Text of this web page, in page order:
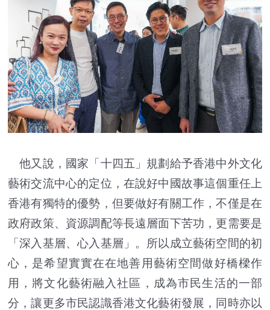
他又說，國家「十四五」規劃給予香港中外文化
藝術交流中心的定位，在說好中國故事這個重任上
香港有獨特的優勢，但要做好有關工作，不僅是在
政府政策、資源調配等長遠層面下苦功，更需要是
「深入基層、心入基層」。所以成立藝術空間的初
心，是希望實實在在地善用藝術空間做好橋樑作
用，將文化藝術融入社區，成為市民生活的一部
分，讓更多市民認識香港文化藝術發展，同時亦以